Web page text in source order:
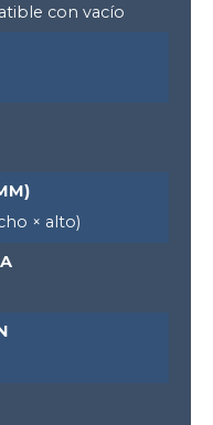
con vacío
× alto)